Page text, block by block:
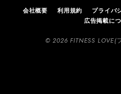
会社概要 利用規約 プライバ
広告掲載に
© 2026 FITNESS LOVE(